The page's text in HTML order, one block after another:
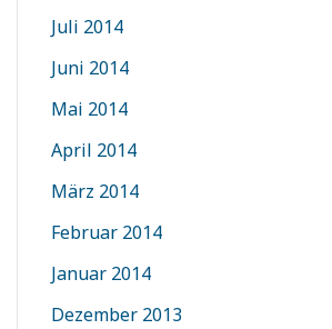
Juli 2014
Juni 2014
Mai 2014
April 2014
März 2014
Februar 2014
Januar 2014
Dezember 2013